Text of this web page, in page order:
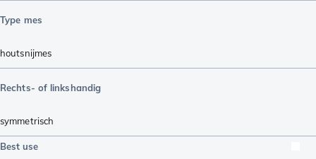
Type mes
houtsnijmes
Rechts- of linkshandig
symmetrisch
Best use